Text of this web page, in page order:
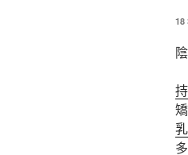
發
於
18
乳